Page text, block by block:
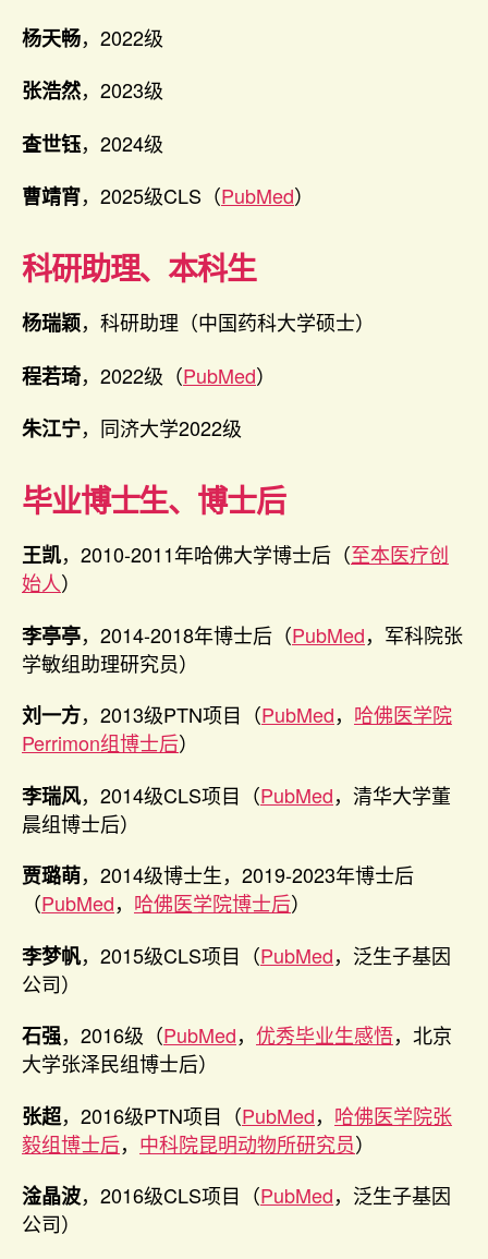
杨天畅，2022级
张浩然，2023级
查世钰，2024级
曹靖宵，2025级CLS（PubMed）
科研助理、本科生
杨瑞颖，科研助理（中国药科大学硕士）
程若琦，2022级（PubMed）
朱江宁，同济大学2022级
毕业博士生、博士后
王凯，2010-2011年哈佛大学博士后（至本医疗创
始人）
李亭亭，2014-2018年博士后（PubMed，军科院张
学敏组助理研究员）
刘一方，2013级PTN项目（PubMed， 哈佛医学院
Perrimon组博士后）
李瑞风，2014级CLS项目（PubMed，清华大学董
晨组博士后）
贾璐萌，2014级博士生，2019-2023年博士后
（PubMed， 哈佛医学院博士后）
李梦帆，2015级CLS项目（PubMed，泛生子基因
公司）
石强，2016级（PubMed， 优秀毕业生感悟，北京
大学张泽民组博士后）
张超，2016级PTN项目（PubMed， 哈佛医学院张
毅组博士后， 中科院昆明动物所研究员）
淦晶波，2016级CLS项目（PubMed，泛生子基因
公司）